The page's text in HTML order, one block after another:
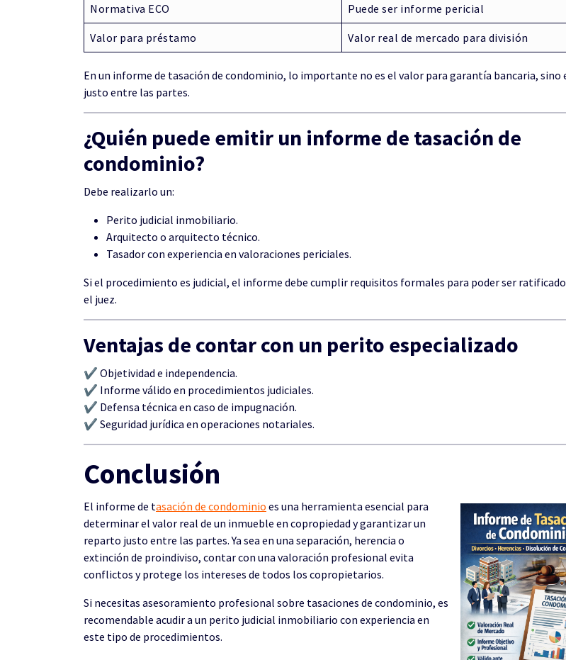
Normativa ECO Puede ser informe pericial
Valor para préstamo Valor real de mercado para división
En un informe de tasación de condominio, lo importante no es el valor para garantía bancaria, sino
justo entre las partes.
¿Quién puede emitir un informe de tasación de
condominio?
Debe realizarlo un:
Perito judicial inmobiliario.
Arquitecto o arquitecto técnico.
Tasador con experiencia en valoraciones periciales.
Si el procedimiento es judicial, el informe debe cumplir requisitos formales para poder ser
el juez.
Ventajas de contar con un perito especializado
✔ Objetividad e independencia.
✔ Informe válido en procedimientos judiciales.
✔ Defensa técnica en caso de impugnación.
✔ Seguridad jurídica en operaciones notariales.
Conclusión
El informe de tasación de condominio es una herramienta esencial para
determinar el valor real de un inmueble en copropiedad y garantizar un
reparto justo entre las partes. Ya sea en una separación, herencia o
extinción de proindiviso, contar con una valoración profesional evita
conflictos y protege los intereses de todos los copropietarios.
Si necesitas asesoramiento profesional sobre tasaciones de condominio, es
recomendable acudir a un perito judicial inmobiliario con experiencia en
este tipo de procedimientos.